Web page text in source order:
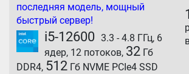
последняя модель, мощный
быстрый сервер!
i5-12600 3.3 - 4.8 ГГц, 6
ядер, 12 потоков, 32 Гб
DDR4, 512 Гб NVME PCIe4 SSD